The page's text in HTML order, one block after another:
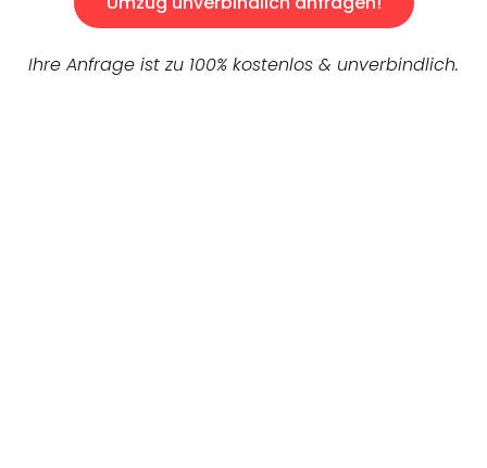
Ihre Anfrage ist zu 100% kostenlos & unverbindlich.